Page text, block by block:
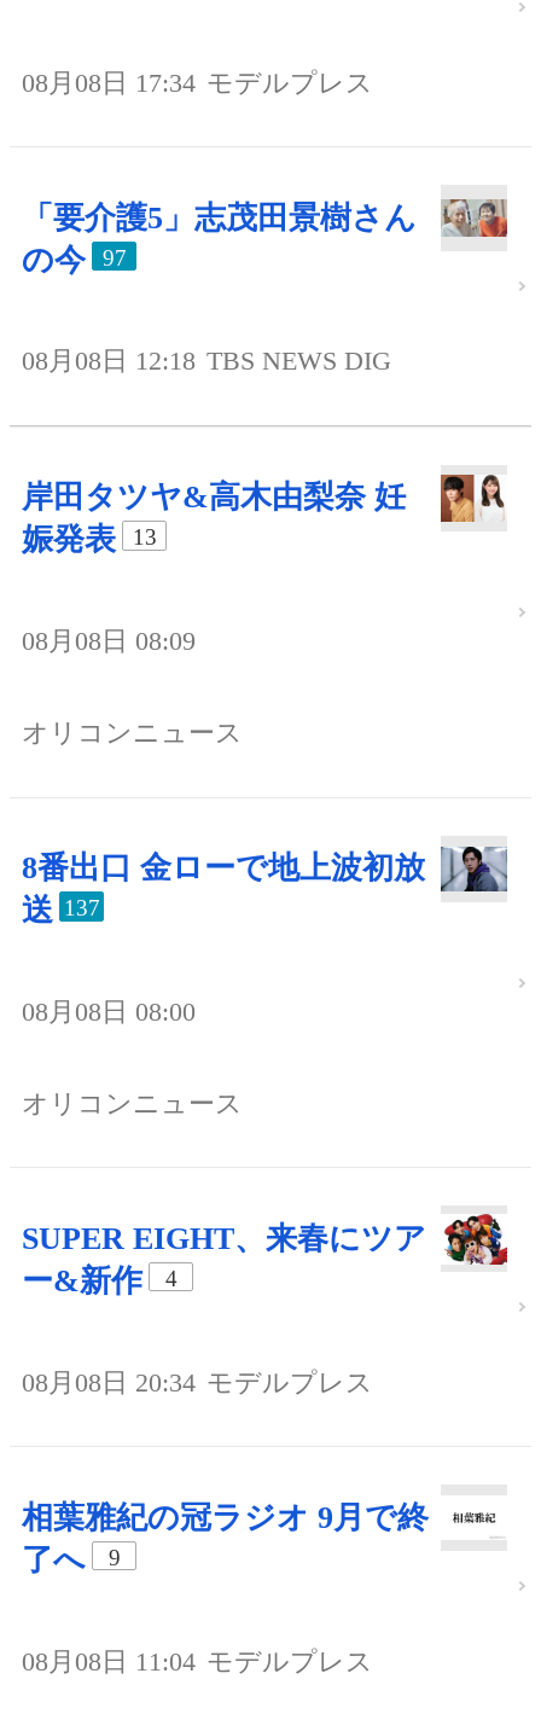
08月08日 17:34 モデルプレス
「要介護5」志茂田景樹さん
の今
97
08月08日 12:18 TBS NEWS DIG
岸田タツヤ&高木由梨奈 妊
娠発表
13
08月08日 08:09
オリコンニュース
8番出口 金ローで地上波初放
送 137
08月08日 08:00
オリコンニュース
SUPER EIGHT、来春にツア
ー&新作
4
08月08日 20:34 モデルプレス
相葉雅紀の冠ラジオ 9月で終
了へ
9
08月08日 11:04 モデルプレス